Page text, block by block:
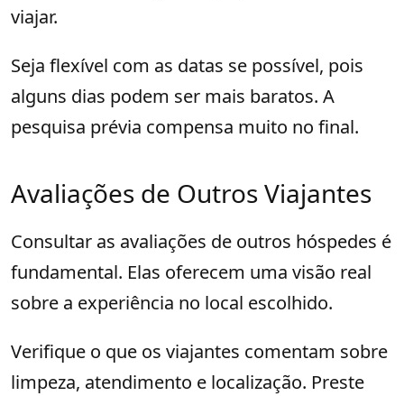
viajar.
Seja flexível com as datas se possível, pois
alguns dias podem ser mais baratos. A
pesquisa prévia compensa muito no final.
Avaliações de Outros Viajantes
Consultar as avaliações de outros hóspedes é
fundamental. Elas oferecem uma visão real
sobre a experiência no local escolhido.
Verifique o que os viajantes comentam sobre
limpeza, atendimento e localização. Preste